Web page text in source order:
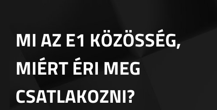
MI AZ E1 KÖZÖSSÉG,
MIÉRT ÉRI MEG
CSATLAKOZNI?